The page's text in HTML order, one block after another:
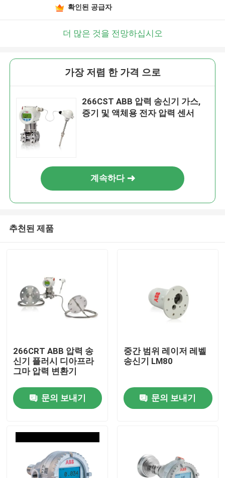
제품 소개
확인된 공급자
더 많은 것을 전망하십시오
가장 저렴 한 가격 으로
266CST ABB 압력 송신기 가스,
증기 및 액체용 전자 압력 센서
계속하다
추천된 제품
266CRT ABB 압력 송
신기 플러시 디아프라
그마 압력 변환기
문의 보내기
중간 범위 레이저 레벨
송신기 LM80
문의 보내기